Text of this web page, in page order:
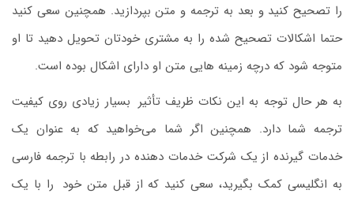
را تصحیح کنید و بعد به ترجمه و متن بپردازید. همچنین سعی کنید
حتما اشکالات تصحیح شده را به مشتری خودتان تحویل دهید تا او
متوجه شود که درچه زمینه‌ هایی متن او دارای اشکال بوده ‌است.
به‌ هر حال توجه به این نکات ظریف تأثیر بسیار زیادی روی کیفیت
ترجمه شما دارد. همچنین اگر شما می‌خواهید که به ‌عنوان یک
خدمات گیرنده از یک شرکت خدمات‌ دهنده در رابطه با ترجمه فارسی
به انگلیسی کمک بگیرید، سعی کنید که از قبل متن خود را با یک